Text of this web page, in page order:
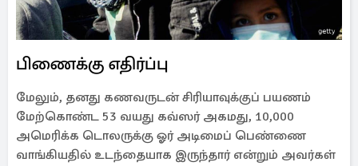
பிணைக்கு எதிர்ப்பு
மேலும், தனது கணவருடன் சிரியாவுக்குப் பயணம்
மேற்கொண்ட 53 வயது கவ்ஸர் அகமது, 10,000
அமெரிக்க டொலருக்கு ஓர் அடிமைப் பெண்ணை
வாங்கியதில் உடந்தையாக இருந்தார் என்றும் அவர்கள்